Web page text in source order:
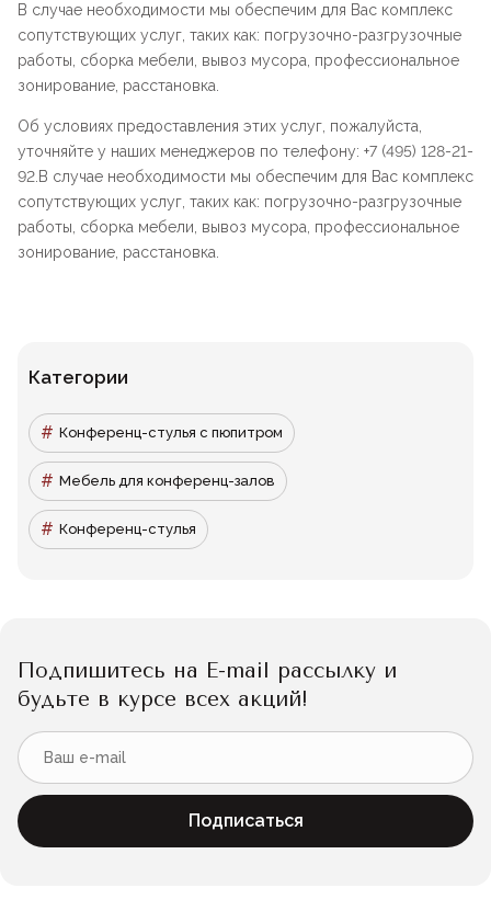
В случае необходимости мы обеспечим для Вас комплекс
сопутствующих услуг, таких как: погрузочно-разгрузочные
работы, сборка мебели, вывоз мусора, профессиональное
зонирование, расстановка.
Об условиях предоставления этих услуг, пожалуйста,
уточняйте у наших менеджеров по телефону: +7 (495) 128-21-
92.В случае необходимости мы обеспечим для Вас комплекс
сопутствующих услуг, таких как: погрузочно-разгрузочные
работы, сборка мебели, вывоз мусора, профессиональное
зонирование, расстановка.
Категории
Конференц-стулья c пюпитром
Мебель для конференц-залов
Конференц-стулья
Подпишитесь на E-mail рассылку и
будьте в курсе всех акций!
Подписаться